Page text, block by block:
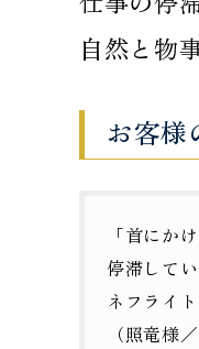
自然と物
お客様
「首にか
停滞して
ネフライ
（照竜様